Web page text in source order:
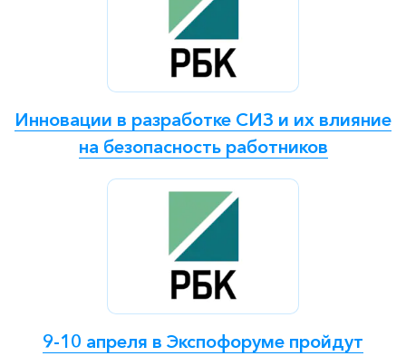
Инновации в разработке СИЗ и их влияние
на безопасность работников
9-10 апреля в Экспофоруме пройдут